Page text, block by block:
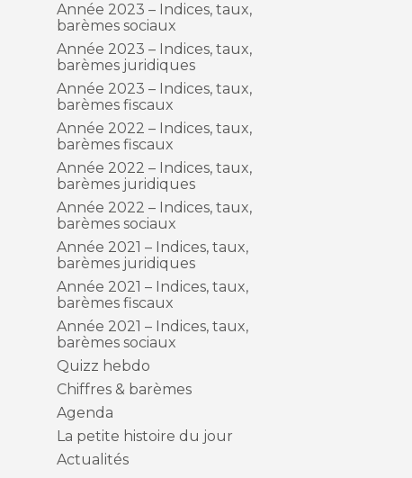
Année 2023 – Indices, taux,
barèmes sociaux
Année 2023 – Indices, taux,
barèmes juridiques
Année 2023 – Indices, taux,
barèmes fiscaux
Année 2022 – Indices, taux,
barèmes fiscaux
Année 2022 – Indices, taux,
barèmes juridiques
Année 2022 – Indices, taux,
barèmes sociaux
Année 2021 – Indices, taux,
barèmes juridiques
Année 2021 – Indices, taux,
barèmes fiscaux
Année 2021 – Indices, taux,
barèmes sociaux
Quizz hebdo
Chiffres & barèmes
Agenda
La petite histoire du jour
Actualités